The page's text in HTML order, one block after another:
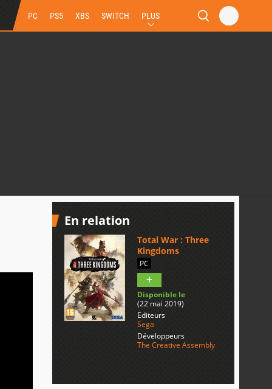
PC PS5 XBS SWITCH PLUS
En relation
Total War : Three
Kingdoms
PC
Disponible le
(22 mai 2019)
Editeurs
Sega
Développeurs
The Creative Assembly